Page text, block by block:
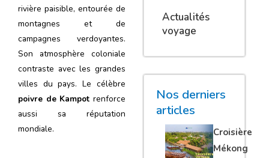
rivière paisible, entourée de
montagnes et de
campagnes verdoyantes.
Son atmosphère coloniale
contraste avec les grandes
villes du pays. Le célèbre
poivre de Kampot renforce
aussi sa réputation
mondiale.
Actualités
voyage
Nos derniers
articles
Croisière
Mékong